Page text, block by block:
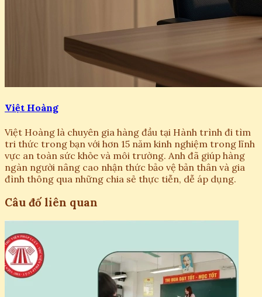
Việt Hoàng
Việt Hoàng là chuyên gia hàng đầu tại Hành trình đi tìm
tri thức trong bạn với hơn 15 năm kinh nghiệm trong lĩnh
vực an toàn sức khỏe và môi trường. Anh đã giúp hàng
ngàn người nâng cao nhận thức bảo vệ bản thân và gia
đình thông qua những chia sẻ thực tiễn, dễ áp dụng.
Câu đố liên quan